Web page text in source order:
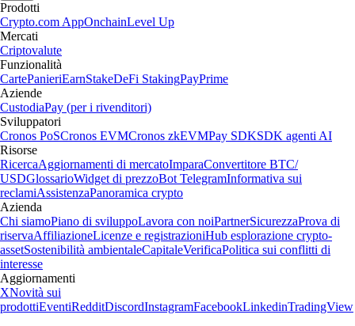
Prodotti
Crypto.com AppOnchainLevel Up
Mercati
Criptovalute
Funzionalità
CartePanieriEarnStakeDeFi StakingPayPrime
Aziende
CustodiaPay (per i rivenditori)
Sviluppatori
Cronos PoSCronos EVMCronos zkEVMPay SDKSDK agenti AI
Risorse
RicercaAggiornamenti di mercatoImparaConvertitore BTC/
USDGlossarioWidget di prezzoBot TelegramInformativa sui
reclamiAssistenzaPanoramica crypto
Azienda
Chi siamoPiano di sviluppoLavora con noiPartnerSicurezzaProva di
riservaAffiliazioneLicenze e registrazioniHub esplorazione crypto-
assetSostenibilità ambientaleCapitaleVerificaPolitica sui conflitti di
interesse
Aggiornamenti
XNovità sui
prodottiEventiRedditDiscordInstagramFacebookLinkedinTradingView